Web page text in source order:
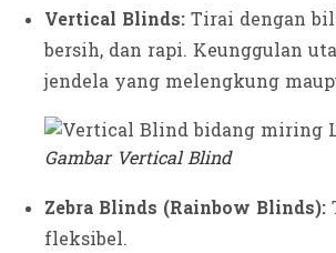
Vertical Blinds: Tirai dengan
bersih, dan rapi. Keunggulan
jendela yang melengkung
Gambar Vertical Blind
Zebra Blinds (Rainbow Blinds):
fleksibel.